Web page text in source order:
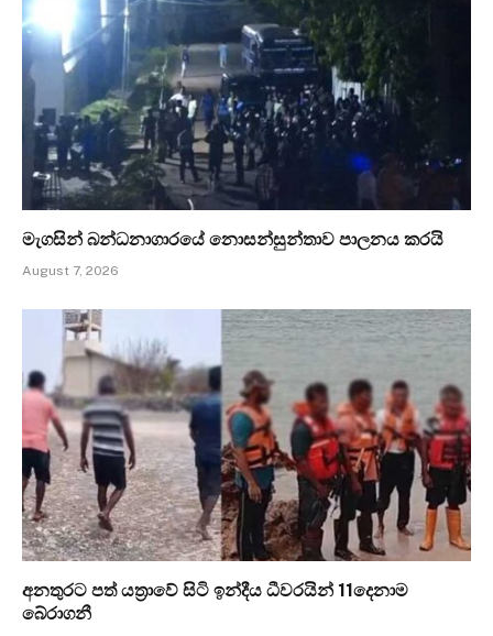
මැගසින් බන්ධනාගාරයේ නොසන්සුන්තාව පාලනය කරයි
August 7, 2026
අනතුරට පත් යත්‍රාවේ සිටි ඉන්දීය ධීවරයින් 11දෙනාම
බේරාගනී